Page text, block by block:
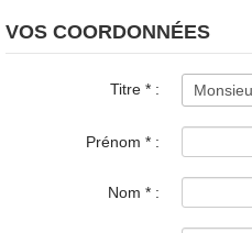
VOS COORDONNÉES
Titre * :
Prénom * :
Nom * :